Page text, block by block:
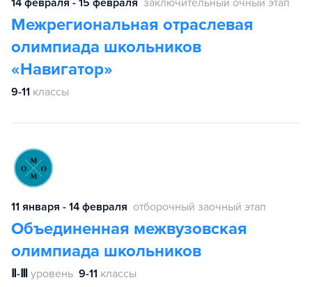
Межрегиональная отраслевая
олимпиада школьников
«Навигатор»
9-11 классы
11 января - 14 февраля отборочный заочный этап
Объединенная межвузовская
олимпиада школьников
Ⅱ-Ⅲ уровень 9-11 классы